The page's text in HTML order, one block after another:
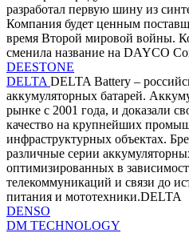
разработал первую шину из
Компания будет ценным
время Второй мировой войны.
сменила название на DAYCO
DEESTONE
DELTA DELTA Battery –
аккумуляторных батарей.
рынке с 2001 года, и доказали
качество на крупнейших
инфраструктурных объектах.
различные серии
оптимизированных в
телекоммуникаций и связи до
питания и мототехники.DELTA
DENSO
DM TECHNOLOGY